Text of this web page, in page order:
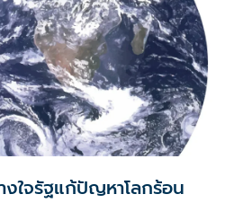
งใจรัฐแก้ปัญหาโลกร้อน